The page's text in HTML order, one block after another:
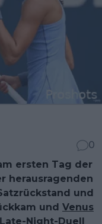
0
ersten Tag der
herausragenden
und
und Venus
Night-Duell